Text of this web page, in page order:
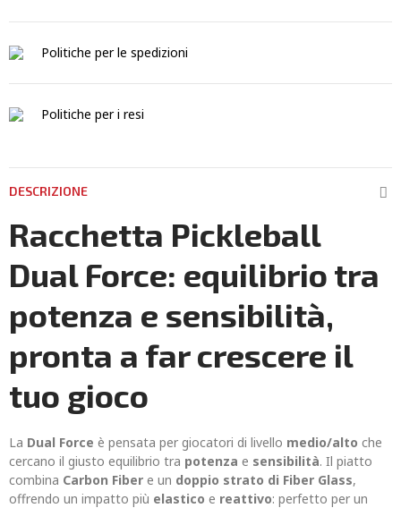
Politiche per le spedizioni
Politiche per i resi
DESCRIZIONE
Racchetta Pickleball
Dual Force: equilibrio tra
potenza e sensibilità,
pronta a far crescere il
tuo gioco
La Dual Force è pensata per giocatori di livello medio/alto che
cercano il giusto equilibrio tra potenza e sensibilità. Il piatto
combina Carbon Fiber e un doppio strato di Fiber Glass,
offrendo un impatto più elastico e reattivo: perfetto per un